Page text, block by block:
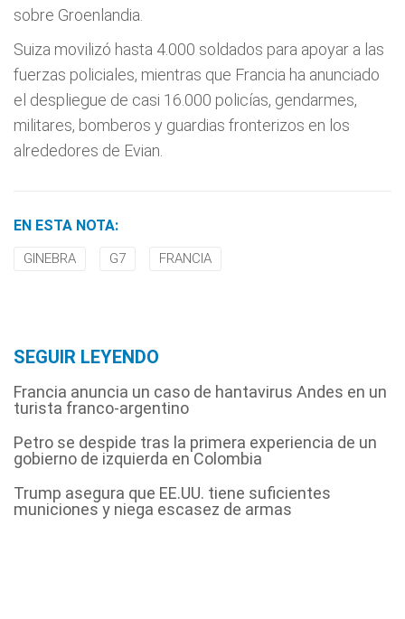
sobre Groenlandia.
Suiza movilizó hasta 4.000 soldados para apoyar a las
fuerzas policiales, mientras que Francia ha anunciado
el despliegue de casi 16.000 policías, gendarmes,
militares, bomberos y guardias fronterizos en los
alrededores de Evian.
EN ESTA NOTA:
GINEBRA G7 FRANCIA
SEGUIR LEYENDO
Francia anuncia un caso de hantavirus Andes en un
turista franco-argentino
Petro se despide tras la primera experiencia de un
gobierno de izquierda en Colombia
Trump asegura que EE.UU. tiene suficientes
municiones y niega escasez de armas